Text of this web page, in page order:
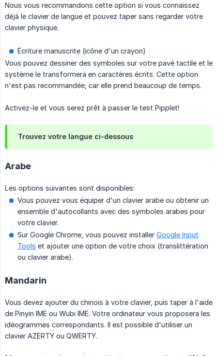
Nous vous recommandons cette option si vous connaissez
déjà le clavier de langue et pouvez taper sans regarder votre
clavier physique.
Écriture manuscrite (icône d'un crayon)
Vous pouvez dessiner des symboles sur votre pavé tactile et le
système le transformera en caractères écrits. Cette option
n'est pas recommandée, car elle prend beaucoup de temps.
Activez-le et vous serez prêt à passer le test Pipplet!
Trouvez votre langue ci-dessous
Arabe
Les options suivantes sont disponibles:
Vous pouvez vous équiper d'un clavier arabe ou obtenir un
ensemble d'autocollants avec des symboles arabes pour
votre clavier.
Sur Google Chrome, vous pouvez installer Google Input
Tools et ajouter une option de votre choix (translittération
ou clavier arabe).
Mandarin
Vous devez ajouter du chinois à votre clavier, puis taper à l'aide
de Pinyin IME ou Wubi IME. Votre ordinateur vous proposera les
idéogrammes correspondants. Il est possible d'utiliser un
clavier AZERTY ou QWERTY.